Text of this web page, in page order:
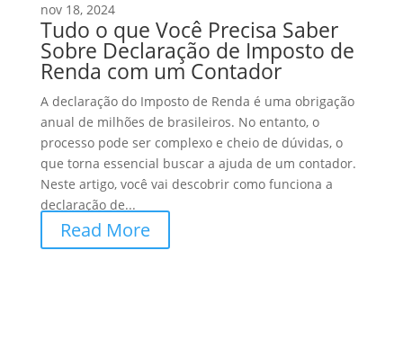
nov 18, 2024
Tudo o que Você Precisa Saber
Sobre Declaração de Imposto de
Renda com um Contador
A declaração do Imposto de Renda é uma obrigação
anual de milhões de brasileiros. No entanto, o
processo pode ser complexo e cheio de dúvidas, o
que torna essencial buscar a ajuda de um contador.
Neste artigo, você vai descobrir como funciona a
declaração de...
Read More